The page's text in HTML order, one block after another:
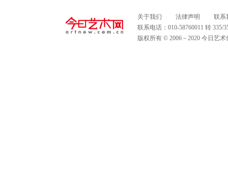
关于我们 法律声明
联系
联系电话：010-58760011 转
版权所有 © 2006－2020 今日艺